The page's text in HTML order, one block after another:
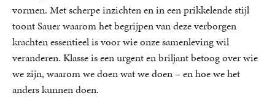
vormen. Met scherpe inzichten en in een prikkelende stijl
toont Sauer waarom het begrijpen van deze verborgen
krachten essentieel is voor wie onze samenleving wil
veranderen. Klasse is een urgent en briljant betoog over wie
we zijn, waarom we doen wat we doen – en hoe we het
anders kunnen doen.